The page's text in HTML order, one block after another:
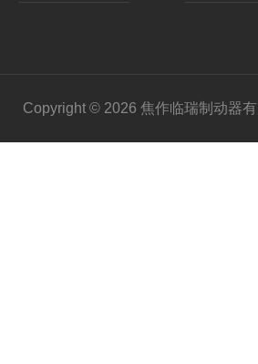
Copyright © 2026 焦作临瑞制动器